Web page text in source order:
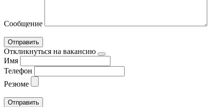
Сообщение
Откликнуться на вакансию
Имя
Телефон
Резюме